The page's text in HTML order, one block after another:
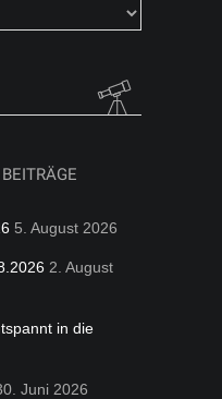
5. August 2026
2. August
in die
Juni 2026